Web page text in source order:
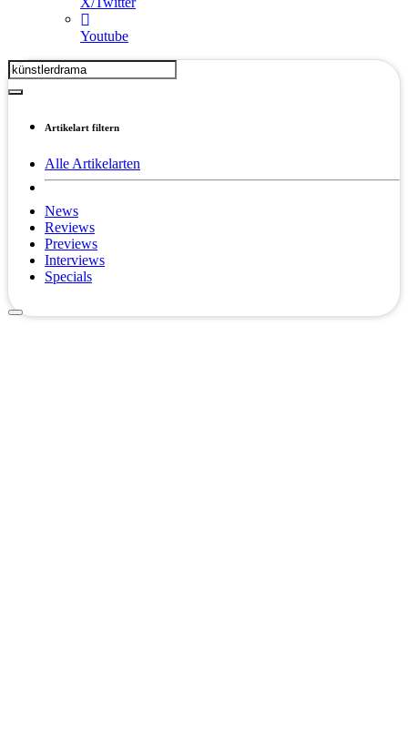
Youtube
Artikelart filtern
Alle Artikelarten
News
Reviews
Previews
Interviews
Specials